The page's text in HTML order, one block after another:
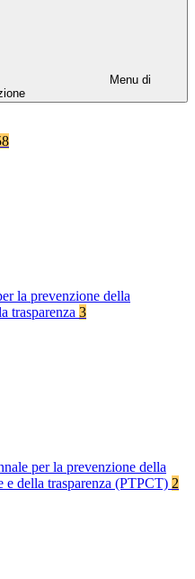
Menu di
la prevenzione della
trasparenza 3
per la prevenzione della
e della trasparenza (PTPCT) 2